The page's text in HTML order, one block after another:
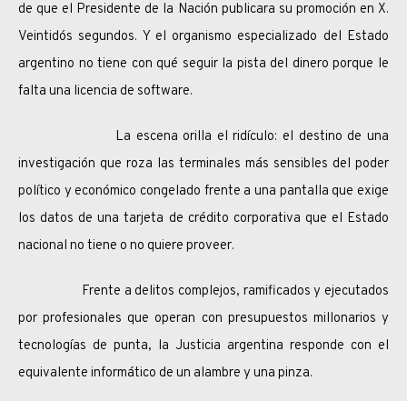
de que el Presidente de la Nación publicara su promoción en X.
Veintidós segundos. Y el organismo especializado del Estado
argentino no tiene con qué seguir la pista del dinero porque le
falta una licencia de software.
La escena orilla el ridículo: el destino de una
investigación que roza las terminales más sensibles del poder
político y económico congelado frente a una pantalla que exige
los datos de una tarjeta de crédito corporativa que el Estado
nacional no tiene o no quiere proveer.
Frente a delitos complejos, ramificados y ejecutados
por profesionales que operan con presupuestos millonarios y
tecnologías de punta, la Justicia argentina responde con el
equivalente informático de un alambre y una pinza.